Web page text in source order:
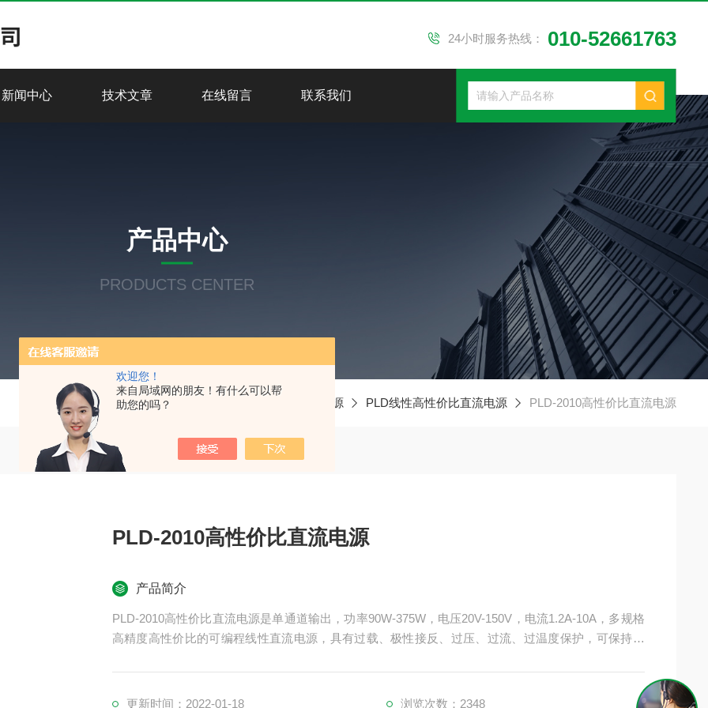
欢迎您！
来自局域网的朋友！有什么可以帮
助您的吗？
24小时服务热线： 010-52661763
新闻中心 技术文章 在线留言 联系我们
产品中心
PRODUCTS CENTER
当前位置：首页 恒惠直流电源 PLD线性高性价比直流电源 PLD-2010高性价比直流电源
PLD-2010高性价比直流电源
产品简介
PLD-2010高性价比直流电源是单通道输出，功率90W-375W，电压20V-150V，电流1.2A-10A，多规格
高精度高性价比的可编程线性直流电源，具有过载、极性接反、过压、过流、过温度保护，可保持电
合。更新时间：2022-01-18 浏览次数：2348